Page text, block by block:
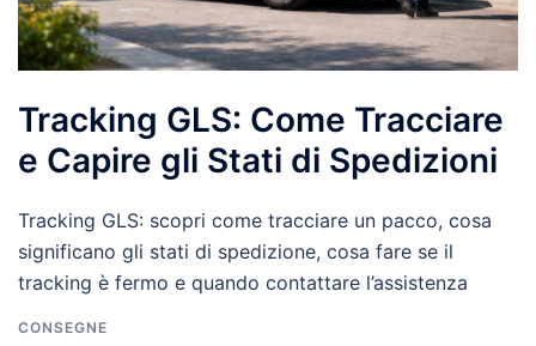
Tracking GLS: Come Tracciare
e Capire gli Stati di Spedizioni
Tracking GLS: scopri come tracciare un pacco, cosa
significano gli stati di spedizione, cosa fare se il
tracking è fermo e quando contattare l’assistenza
CONSEGNE